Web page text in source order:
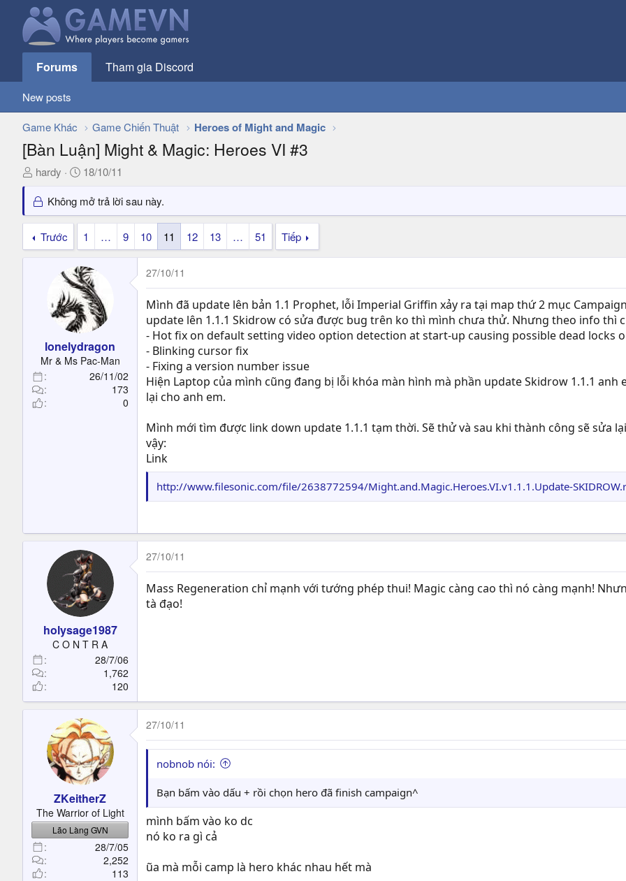
Forums Tham gia Discord
New posts
Game Khác Game Chiến Thuật Heroes of Might and Magic
[Bàn Luận] Might & Magic: Heroes VI #3
T
r
e
hardy
N
à
y
ử
18/10/11
Không mở trả lời sau này.
Trước 1 … 9 10 11 12 13 … 51 Tiếp
lonelydragon
Mr & Ms Pac-Man
26/11/02
173
0
27/10/11
Mình đã update lên bản 1.1 Prophet, lỗi Imperial Griffin xảy ra tại map thứ 2 mục
update lên 1.1.1 Skidrow có sửa được bug trên ko thì mình chưa thử. Nhưng theo info thì
- Hot fix on default setting video option detection at start-up causing possible dead locks
- Blinking cursor fix
- Fixing a version number issue
Hiện Laptop của mình cũng đang bị lỗi khóa màn hình mà phần update Skidrow 1.1.1
lại cho anh em.
Mình mới tìm được link down update 1.1.1 tạm thời. Sẽ thử và sau khi thành công sẽ sửa
vậy:
Link
http://www.filesonic.com/file/2638772594/Might.and.Magic.Heroes.VI.v1.1.1.Update-
holysage1987
C O N T R A
28/7/06
1,762
120
27/10/11
Mass Regeneration chỉ mạnh với tướng phép thui! Magic càng cao thì nó càng mạnh!
tà đạo!
ZKeitherZ
The Warrior of Light
Lão Làng GVN
28/7/05
2,252
113
27/10/11
nobnob nói:
Bạn bấm vào dấu + rồi chọn hero đã finish campaign^
mình bấm vào ko dc
nó ko ra gì cả
ũa mà mỗi camp là hero khác nhau hết mà